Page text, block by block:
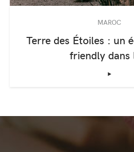
MAROC
Terre des Étoiles : un
friendly dans
‣